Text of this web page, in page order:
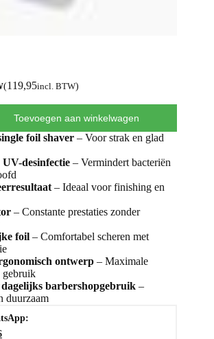
(119,95incl. BTW)
Toevoegen aan winkelwagen
foil shaver – Voor strak en glad
desinfectie – Vermindert bacteriën
– Ideaal voor finishing en
– Constante prestaties zonder
foil – Comfortabel scheren met
ontwerp – Maximale
gebruik
barbershopgebruik –
duurzaam